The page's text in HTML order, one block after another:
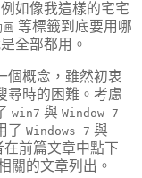
如像我這樣的宅宅
画 等標籤到底要用哪
全部都用。
個概念，雖然初衷
尋時的困難。考慮
win7 與 Window 7
了 Windows 7 與
前篇文章中點下
關的文章列出。